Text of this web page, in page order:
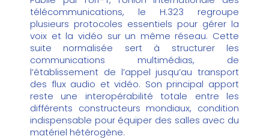
télécommunications, le H.323 regroupe
plusieurs protocoles essentiels pour gérer la
voix et la vidéo sur un même réseau. Cette
suite normalisée sert à structurer les
communications multimédias, de
l’établissement de l’appel jusqu’au transport
des flux audio et vidéo. Son principal apport
reste une interopérabilité totale entre les
différents constructeurs mondiaux, condition
indispensable pour équiper des salles avec du
matériel hétérogène.